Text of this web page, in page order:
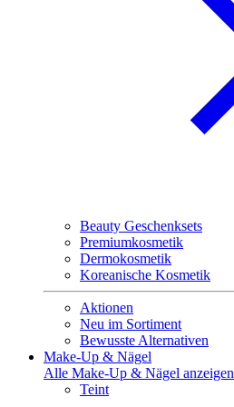
Beauty Geschenksets
Premiumkosmetik
Dermokosmetik
Koreanische Kosmetik
Aktionen
Neu im Sortiment
Bewusste Alternativen
Make-Up & Nägel
Alle Make-Up & Nägel anzeigen
Teint